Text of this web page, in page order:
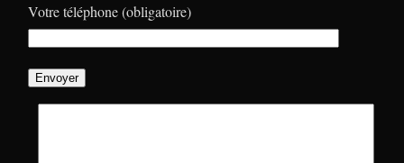
Votre téléphone (obligatoire)